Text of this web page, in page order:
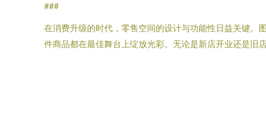
###
在消费升级的时代，零售空间的设计与功能性日益关键。
件商品都在最佳舞台上绽放光彩。无论是新店开业还是旧